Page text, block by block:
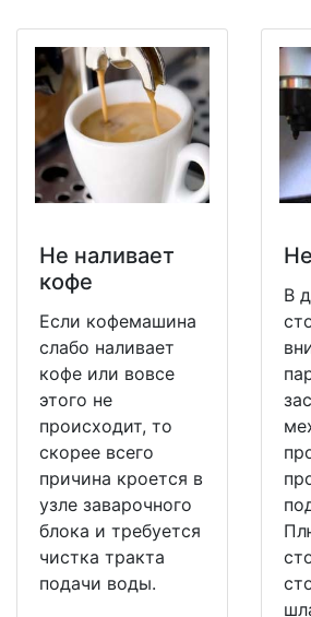
Не наливает
кофе
Если кофемашина
слабо наливает
кофе или вовсе
этого не
происходит, то
скорее всего
причина кроется в
узле заварочного
блока и требуется
чистка тракта
подачи воды.
В